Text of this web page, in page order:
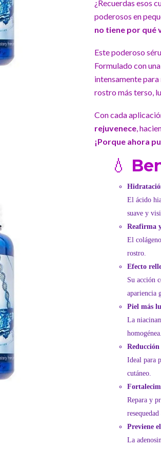
¿Recuerdas esos
poderosos en
no tiene por qué
Este poderoso
Formulado con
intensamente para
rostro más terso,
Con cada
rejuvenece,
¡Porque ahora
💧
El ácido
suave y
Reafirma
El
rostro.
Efecto
Su acción
apariencia
Piel más
La
homogénea.
Ideal para
cutáneo.
Repara y
Previene
La